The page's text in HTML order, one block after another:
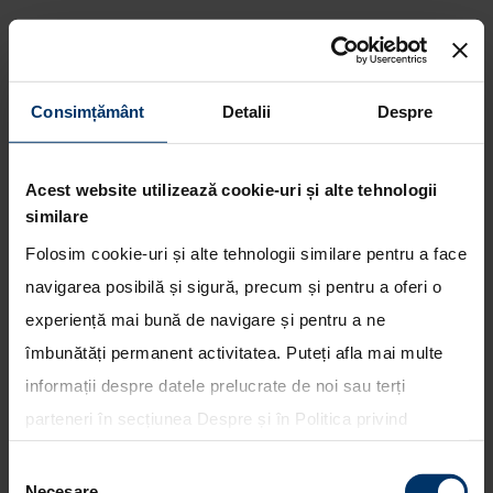
Consimțământ Detalii Despre
Acest website utilizează cookie-uri și alte tehnologii
similare
Folosim cookie-uri și alte tehnologii similare pentru a face
navigarea posibilă și sigură, precum și pentru a oferi o
experiență mai bună de navigare și pentru a ne
îmbunătăți permanent activitatea. Puteți afla mai multe
informații despre datele prelucrate de noi sau terți
parteneri în secțiunea Despre și în Politica privind
toate cookie-urile, una sau mai multe categorii sau să
Hyundai dezvolta cheia digitala
prin intermediul unei aplicatii
pentru smartphone